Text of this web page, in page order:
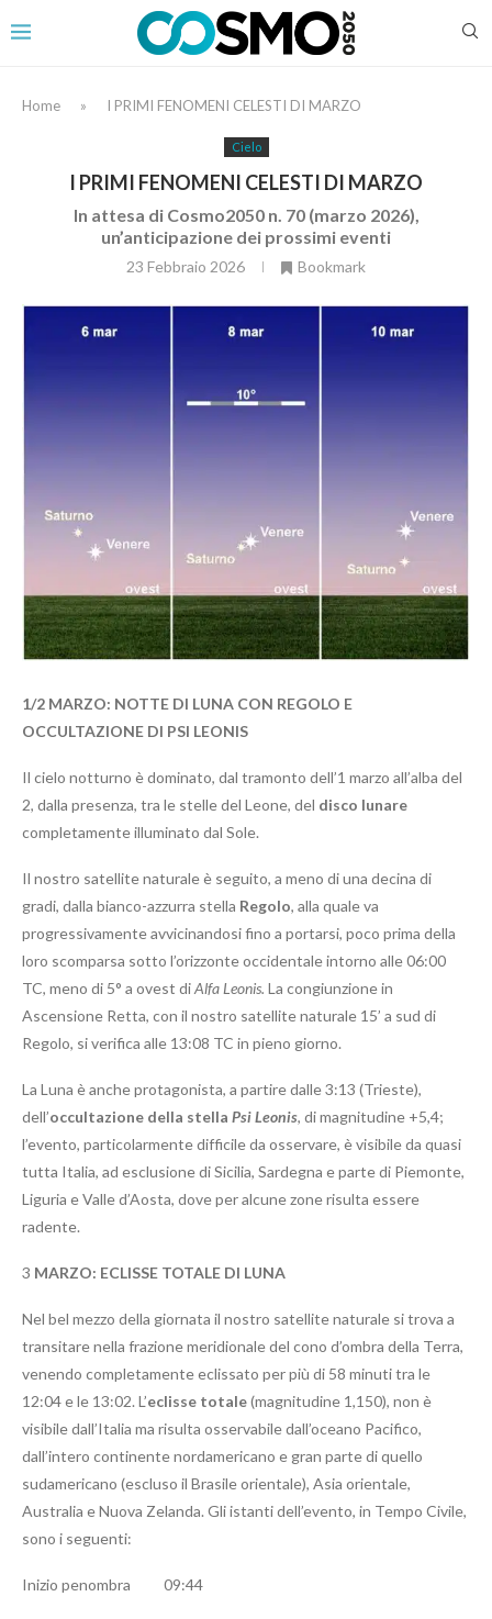
Home » I PRIMI FENOMENI CELESTI DI MARZO
Cielo
I PRIMI FENOMENI CELESTI DI MARZO
In attesa di Cosmo2050 n. 70 (marzo 2026),
un’anticipazione dei prossimi eventi
23 Febbraio 2026 Bookmark
1/2 MARZO: NOTTE DI LUNA CON REGOLO E
OCCULTAZIONE DI PSI LEONIS
Il cielo notturno è dominato, dal tramonto dell’1 marzo all’alba del
2, dalla presenza, tra le stelle del Leone, del disco lunare
completamente illuminato dal Sole.
Il nostro satellite naturale è seguito, a meno di una decina di
gradi, dalla bianco-azzurra stella Regolo, alla quale va
progressivamente avvicinandosi fino a portarsi, poco prima della
loro scomparsa sotto l’orizzonte occidentale intorno alle 06:00
TC, meno di 5° a ovest diAlfa Leonis. La congiunzione in
Ascensione Retta, con il nostro satellite naturale 15’ a sud di
Regolo, si verifica alle 13:08 TC in pieno giorno.
La Luna è anche protagonista, a partire dalle 3:13 (Trieste),
dell’occultazione della stella Psi Leonis, di magnitudine +5,4;
l’evento, particolarmente difficile da osservare, è visibile da quasi
tutta Italia, ad esclusione di Sicilia, Sardegna e parte di Piemonte,
Liguria e Valle d’Aosta, dove per alcune zone risulta essere
radente.
3 MARZO: ECLISSE TOTALE DI LUNA
Nel bel mezzo della giornata il nostro satellite naturale si trova a
transitare nella frazione meridionale del cono d’ombra della Terra,
venendo completamente eclissato per più di 58 minuti tra le
12:04 e le 13:02. L’eclisse totale(magnitudine 1,150), non è
visibile dall’Italia ma risulta osservabile dall’oceano Pacifico,
dall’intero continente nordamericano e gran parte di quello
sudamericano (escluso il Brasile orientale), Asia orientale,
Australia e Nuova Zelanda. Gli istanti dell’evento, in Tempo Civile,
sono i seguenti:
Inizio penombra 09:44